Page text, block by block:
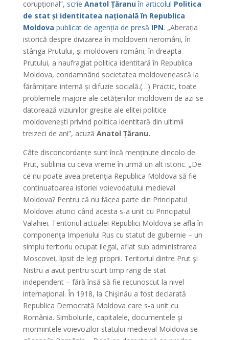
corupțional”, scrie Anatol Țăranuîn articolul Politica
de stat și identitatea națională în Republica
Moldova publicat de agenția de presă IPN. „Aberația
istorică despre divizarea în moldoveni neromâni, în
stânga Prutului, și moldoveni români, în dreapta
Prutului, a naufragiat politica identitară în Republica
Moldova, condamnând societatea moldovenească la
fărâmițare internă și difuzie socială.(…) Practic, toate
problemele majore ale cetățenilor moldoveni de azi se
datorează viziunilor greșite ale elitei politice
moldovenești privind politica identitară din ultimii
treizeci de ani”, acuză Anatol Țăranu.
Câte disconcordanțe sunt încă menținute dincolo de
Prut, sublinia cu ceva vreme în urmă un alt istoric. „De
ce nu poate avea pretenţia Republica Moldova să fie
continuatoarea istoriei voievodatului medieval
Moldova? Pentru că nu făcea parte din Principatul
Moldovei atunci când acesta s-a unit cu Principatul
Valahiei. Teritoriul actualei Republici Moldova se afla în
componenţa Imperiului Rus cu statut de gubernie – un
simplu teritoriu ocupat ilegal, aflat sub administrarea
Moscovei, lipsit de legi proprii. Teritoriul dintre Prut şi
Nistru a avut pentru scurt timp rang de stat
independent – fără însă să fie recunoscut la nivel
internaţional. În 1918, la Chişinău a fost declarată
Republica Democrată Moldova care s-a unit cu
România. Simbolurile, capitalele, documentele şi
mormintele voievozilor statului medieval Moldova se